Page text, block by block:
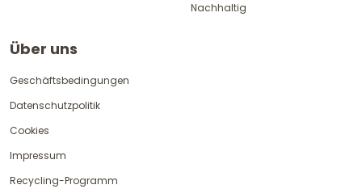
Nachhaltig
Über uns
Geschäftsbedingungen
Datenschutzpolitik
Cookies
Impressum
Recycling-Programm